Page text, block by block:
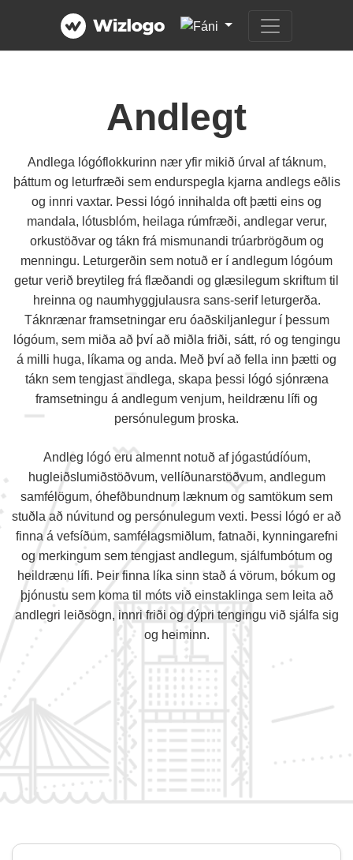
Andlegt
Andlega lógóflokkurinn nær yfir mikið úrval af táknum,
þáttum og leturfræði sem endurspegla kjarna andlegs eðlis
og innri vaxtar. Þessi lógó innihalda oft þætti eins og
mandala, lótusblóm, heilaga rúmfræði, andlegar verur,
orkustöðvar og tákn frá mismunandi trúarbrögðum og
menningu. Leturgerðin sem notuð er í andlegum lógóum
getur verið breytileg frá flæðandi og glæsilegum skriftum til
hreinna og naumhyggjulausra sans-serif leturgerða.
Táknrænar framsetningar eru óaðskiljanlegur í þessum
lógóum, sem miða að því að miðla friði, sátt, ró og tengingu
á milli huga, líkama og anda. Með því að fella inn þætti og
tákn sem tengjast andlega, skapa þessi lógó sjónræna
framsetningu á andlegum venjum, heildrænu lífi og
persónulegum þroska.
Andleg lógó eru almennt notuð af jógastúdíóum,
hugleiðslumiðstöðvum, vellíðunarstöðvum, andlegum
samfélögum, óhefðbundnum læknum og samtökum sem
stuðla að núvitund og persónulegum vexti. Þessi lógó er að
finna á vefsíðum, samfélagsmiðlum, fatnaði, kynningarefni
og merkingum sem tengjast andlegum, sjálfumbótum og
heildrænu lífi. Þeir finna líka sinn stað á vörum, bókum og
þjónustu sem koma til móts við einstaklinga sem leita að
andlegri leiðsögn, innri friði og dýpri tengingu við sjálfa sig
og heiminn.